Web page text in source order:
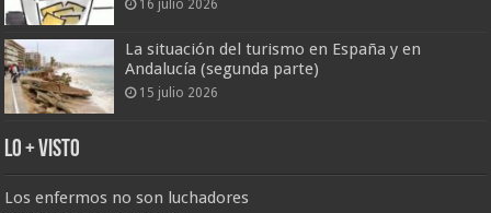
16 julio 2026
La situación del turismo en España y en
Andalucía (segunda parte)
15 julio 2026
Lo + Visto
Los enfermos no son luchadores